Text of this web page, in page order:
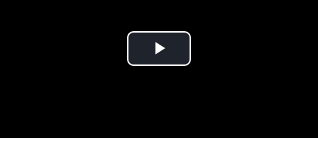
Play Video